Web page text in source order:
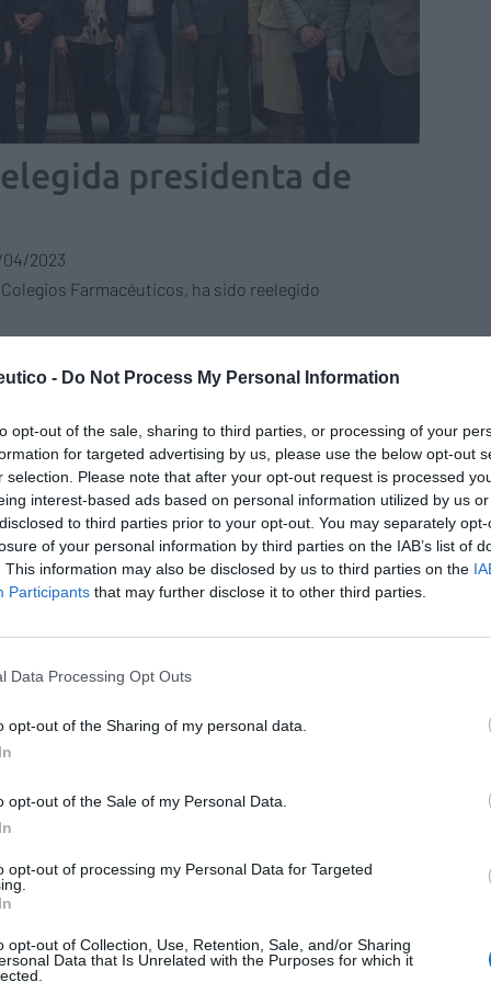
- Do Not Process My Personal Information
opt-out of the sale, sharing to third parties, or processing of your
for targeted advertising by us, please use the below opt-out
selection. Please note that after your opt-out request is processed
interest-based ads based on personal information utilized by us
to third parties prior to your opt-out. You may separately
of your personal information by third parties on the IAB’s list of
This information may also be disclosed by us to third parties on the
Participants that may further disclose it to other third parties.
Data Processing Opt Outs
opt-out of the Sharing of my personal data.
opt-out of the Sale of my Personal Data.
opt-out of processing my Personal Data for Targeted
opt-out of Collection, Use, Retention, Sale, and/or Sharing
Data that Is Unrelated with the Purposes for which it
presidenta de
04/2023
Farmacéuticos, ha sido reelegido
Aguilar se reúne con los
Europeo
y novedades Redacción 08/03/2023
Narbona defiende el papel de
en cohesión social y
y desde el punto de vista
y de creación de empleo
y novedades Redacción
del modelo de Farmacia a la cohesión social y el reto
Aguilar: «Este va a ser el Congreso
de una profesión que ha
implicada al cien por cien en esta
sanitaria y social»
Leire Fernández Morterero